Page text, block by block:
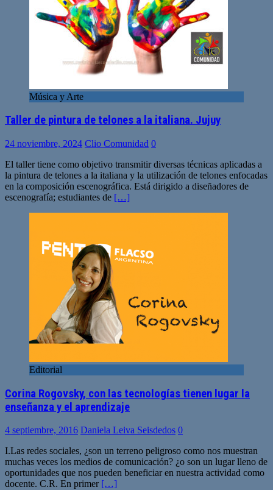
Música y Arte
Taller de pintura de telones a la italiana. Jujuy
24 noviembre, 2024 Clio Comunidad 0
El taller tiene como objetivo transmitir diversas técnicas aplicadas a
la pintura de telones a la italiana y la utilización de telones enfocadas
en la composición escenográfica. Está dirigido a diseñadores de
escenografía; estudiantes de […]
Editorial
Corina Rogovsky, con las tecnologías tienen lugar la
enseñanza y el aprendizaje
4 septiembre, 2016 Daniela Leiva Seisdedos 0
I.Las redes sociales, ¿son un terreno peligroso como nos muestran
muchas veces los medios de comunicación? ¿o son un lugar lleno de
oportunidades que nos pueden beneficiar en nuestra actividad como
docente. C.R. En primer […]